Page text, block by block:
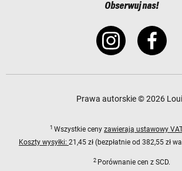
Obserwuj nas!
Prawa autorskie © 2026
1 Wszystkie ceny zawierają ustawowy
Koszty wysyłki: 21,45 zł (bezpłatnie od 382,55 zł
2 Porównanie cen z SCD.